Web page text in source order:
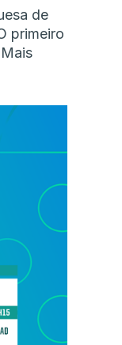
de
primeiro